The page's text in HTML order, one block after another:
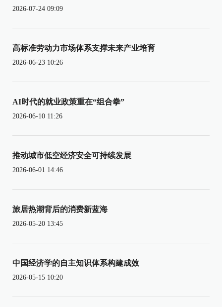
2026-07-24 09:09
高标准劳动力市场体系支撑未来产业培育
2026-06-23 10:26
AI时代的就业政策重在“组合拳”
2026-06-10 11:26
推动城市低空经济安全可持续发展
2026-06-01 14:46
旅居热潮背后的消费新蓝海
2026-05-20 13:45
中国经济学的自主知识体系构建成效
2026-05-15 10:20